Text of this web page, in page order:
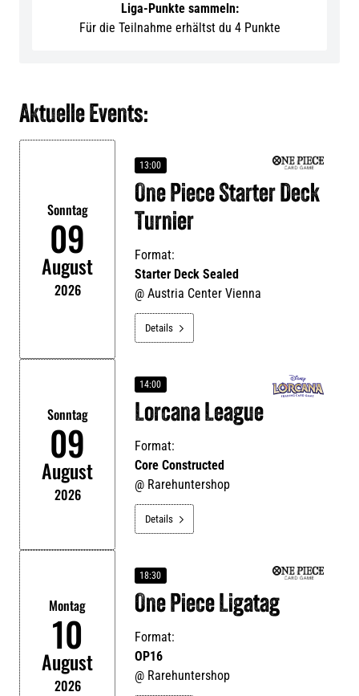
Liga-Punkte sammeln:
Für die Teilnahme erhältst du 4 Punkte
Aktuelle Events:
Sonntag
09
August
2026
13:00
One Piece Starter Deck
Turnier
Format:
Starter Deck Sealed
@ Austria Center Vienna
Details 
Sonntag
09
August
2026
14:00
Lorcana League
Format:
Core Constructed
@ Rarehuntershop
Details 
Montag
10
August
2026
18:30
One Piece Ligatag
Format:
OP16
@ Rarehuntershop